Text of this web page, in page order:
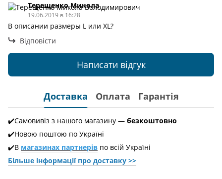
Терещенко Микола
19.06.2019 в 16:28
В описании размеры L или XL?
Відповісти
Написати відгук
Доставка Оплата Гарантія
✔️Самовивіз з нашого магазину — безкоштовно
✔️Новою поштою по Україні
✔️В магазинах партнерів по всій Україні
Більше інформації про доставкy >>